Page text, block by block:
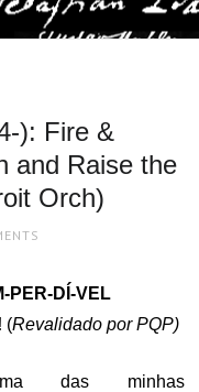
): Fire &
and Raise the
Orch)
PER-DÍ-VEL
(Revalidado por PQP)
das minhas